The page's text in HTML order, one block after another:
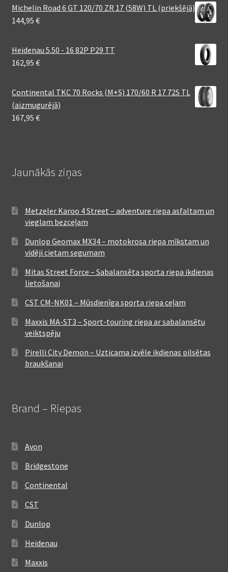
Michelin Road 6 GT 120/70 ZR 17 (58W) TL (priekšējā)
144,95 €
Heidenau 5.50 - 16 82P P29 TT
162,95 €
Continental TKC 70 Rocks (M+S) 170/60 R 17 72S TL
(aizmugurējā)
167,95 €
Jaunākās ziņas
Metzeler Karoo 4 Street – adventure riepa asfaltam un
vieglam bezceļam
Dunlop Geomax MX34 – motokrosa riepa mīkstam un
vidēji cietam segumam
Mitas Street Force – Sabalansēta sporta riepa ikdienas
lietošanai
CST CM-NK01 – Mūsdienīga sporta riepa ceļam
Maxxis MA-ST3 – Sport-touring riepa ar sabalansētu
veiktspēju
Pirelli City Demon – Uzticama izvēle ikdienas pilsētas
braukšanai
Brand – Riepas
Avon
Bridgestone
Continental
CST
Dunlop
Heidenau
Maxxis